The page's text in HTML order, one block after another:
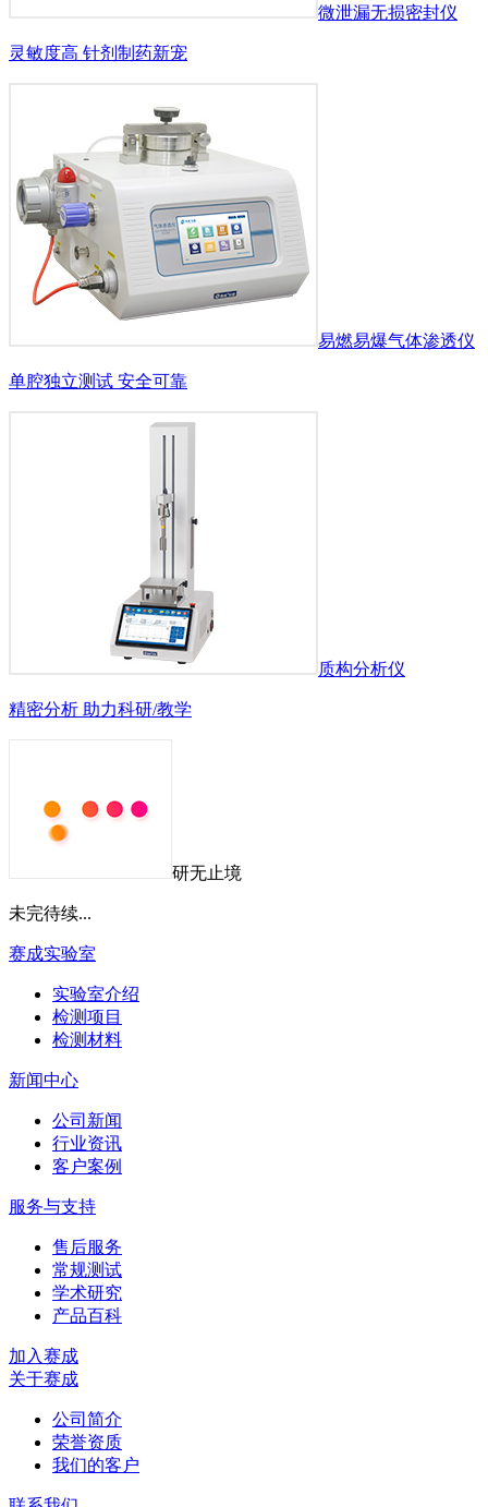
微泄漏无损密封仪
灵敏度高 针剂制药新宠
易燃易爆气体渗透仪
单腔独立测试 安全可靠
质构分析仪
精密分析 助力科研/教学
研无止境
未完待续...
赛成实验室
实验室介绍
检测项目
检测材料
新闻中心
公司新闻
行业资讯
客户案例
服务与支持
售后服务
常规测试
学术研究
产品百科
加入赛成
关于赛成
公司简介
荣誉资质
我们的客户